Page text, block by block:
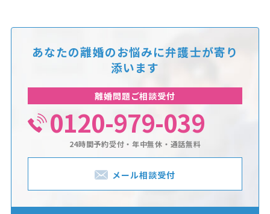
あなたの離婚のお悩みに弁護士が寄り
添います
離婚問題ご相談受付
0120-979-039
24時間予約受付・年中無休・通話無料
メール相談受付